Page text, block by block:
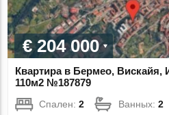
€ 204 000
Квартира в Бермео, Вискайя,
110м2 №187879
Спален:2 Ванных:2